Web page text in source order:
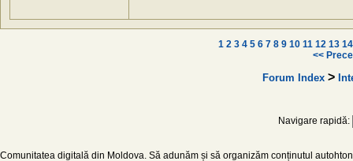
1 2 3 4 5 6 7 8 9 10 11 12 13 14
<<
Forum Index >
Navigare rapidă:
Comunitatea digitală din Moldova. Să adunăm și să organizăm conținutul